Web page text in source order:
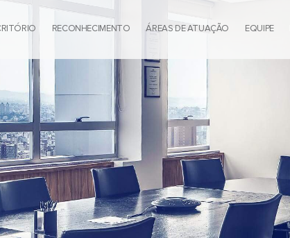
RECONHECIMENTO ÁREAS DE ATUAÇÃO EQUIPE